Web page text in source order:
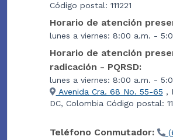
Código postal: 111221
Horario de atención
lunes a viernes: 8:00 a.m. -
Horario de atención
radicación - PQRSD:
lunes a viernes: 8:00 a.m. -
Avenida Cra. 68 No. 55-65 ,
DC, Colombia Código postal:
Teléfono Conmutador: